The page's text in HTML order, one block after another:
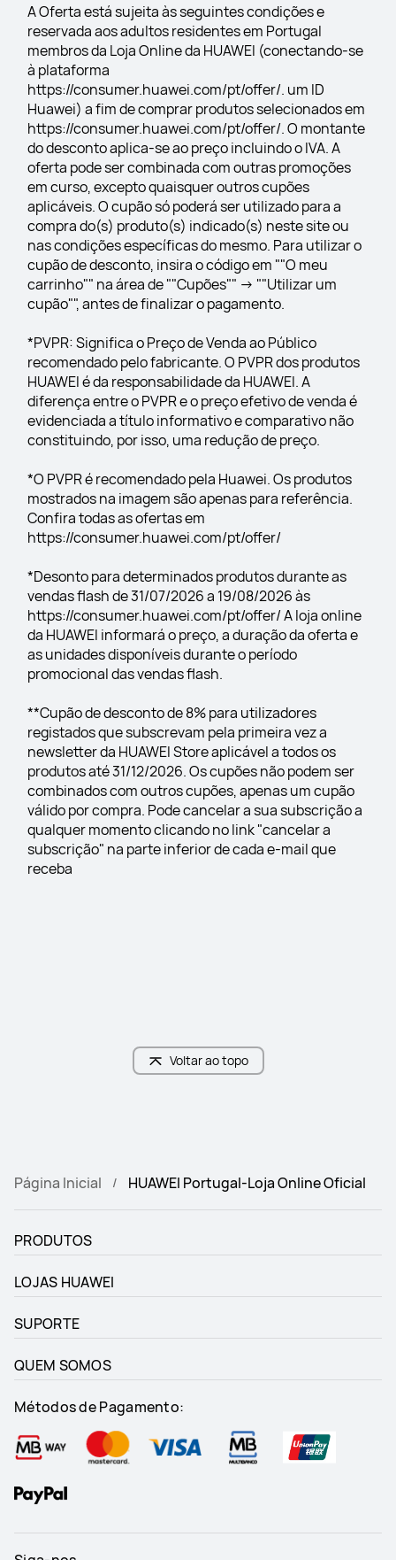
A Oferta está sujeita às seguintes condições e
reservada aos adultos residentes em Portugal
membros da Loja Online da HUAWEI (conectando-se
à plataforma
https://consumer.huawei.com/pt/offer/. um ID
Huawei) a fim de comprar produtos selecionados em
https://consumer.huawei.com/pt/offer/. O montante
do desconto aplica-se ao preço incluindo o IVA. A
oferta pode ser combinada com outras promoções
em curso, excepto quaisquer outros cupões
aplicáveis. O cupão só poderá ser utilizado para a
compra do(s) produto(s) indicado(s) neste site ou
nas condições específicas do mesmo. Para utilizar o
cupão de desconto, insira o código em ""O meu
carrinho"" na área de ""Cupões"" -> ""Utilizar um
cupão"", antes de finalizar o pagamento.
*PVPR: Significa o Preço de Venda ao Público
recomendado pelo fabricante. O PVPR dos produtos
HUAWEI é da responsabilidade da HUAWEI. A
diferença entre o PVPR e o preço efetivo de venda é
evidenciada a título informativo e comparativo não
constituindo, por isso, uma redução de preço.
*O PVPR é recomendado pela Huawei. Os produtos
mostrados na imagem são apenas para referência.
Confira todas as ofertas em
https://consumer.huawei.com/pt/offer/
*Desonto para determinados produtos durante as
vendas flash de 31/07/2026 a 19/08/2026 às
https://consumer.huawei.com/pt/offer/ A loja online
da HUAWEI informará o preço, a duração da oferta e
as unidades disponíveis durante o período
promocional das vendas flash.
**Cupão de desconto de 8% para utilizadores
registados que subscrevam pela primeira vez a
newsletter da HUAWEI Store aplicável a todos os
produtos até 31/12/2026. Os cupões não podem ser
combinados com outros cupões, apenas um cupão
válido por compra. Pode cancelar a sua subscrição a
qualquer momento clicando no link "cancelar a
subscrição" na parte inferior de cada e-mail que
receba
Voltar ao topo
Página Inicial HUAWEI Portugal-Loja Online Oficial
PRODUTOS
LOJAS HUAWEI
SUPORTE
QUEM SOMOS
Métodos de Pagamento: